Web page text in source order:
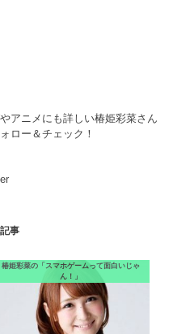
アニメにも詳しい椿姫彩菜さん
ロー＆チェック！
事
椿姫彩菜の「スマホゲームって面白いじゃ
ん！」